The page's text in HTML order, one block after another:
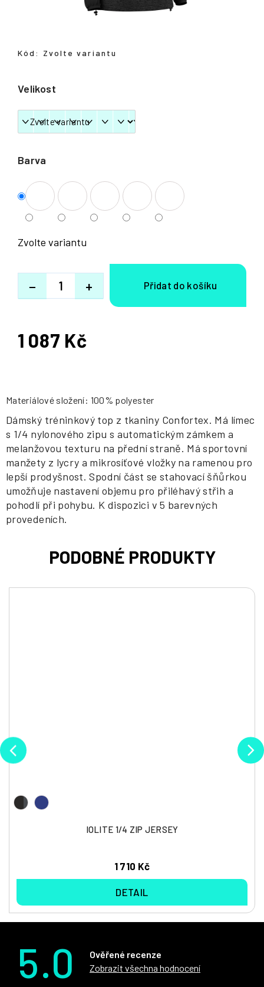
Barva
Velikost
Zvolte variantu
+
−
Kód: Zvolte variantu
1 087 Kč
Měrná
Materiálové složení: 100% polyester
Dámský tréninkový top z tkaniny Confortex. Má límec
s 1/4 nylonového zipu s automatickým zámkem a
melanžovou texturu na přední straně. Má sportovní
manžety z lycry a mikrosíťové vložky na ramenou pro
lepší prodyšnost. Spodní část se stahovací šňůrkou
umožňuje nastavení objemu pro přiléhavý střih a
pohodlí při pohybu. K dispozici v 5 barevných
provedeních.
IOLITE 1/4 ZIP JERSEY
1 710 Kč
DETAIL
5.0
Ověřené recenze
Zobrazit všechna hodnocení